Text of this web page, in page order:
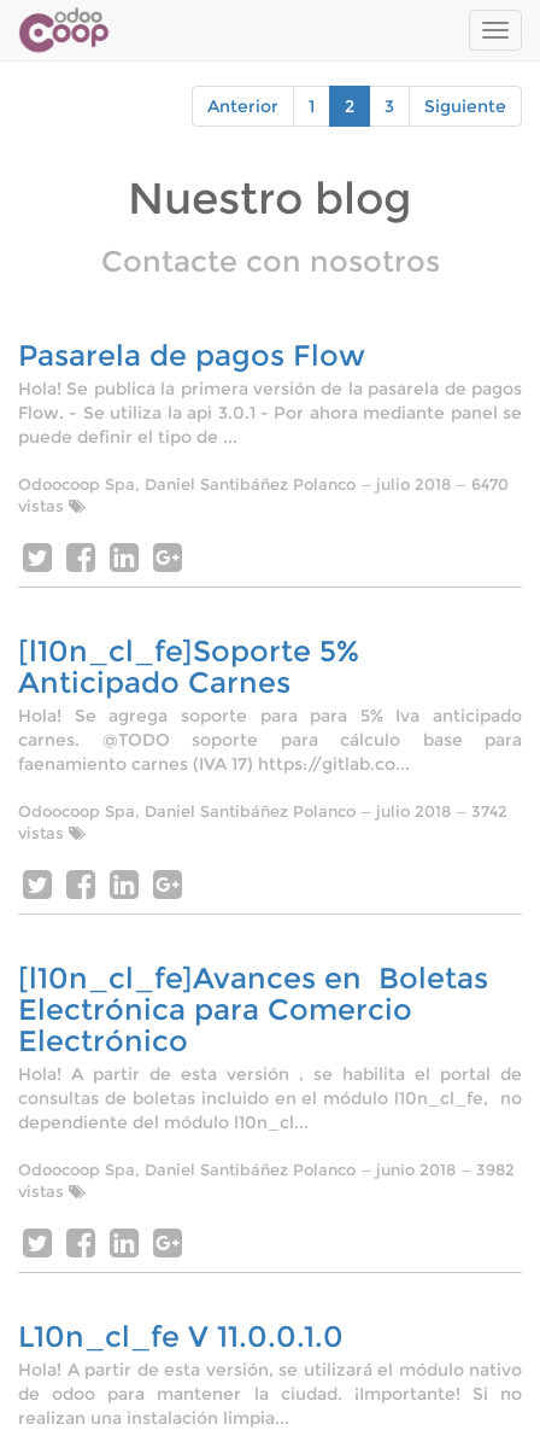
de
Anterior
1 2 3 Siguiente
Nuestro blog
Contacte con nosotros
Pasarela de pagos Flow
Hola! Se publica la primera versión de la pasarela de pagos
Flow. - Se utiliza la api 3.0.1 - Por ahora mediante panel se
puede definir el tipo de ...
Odoocoop Spa, Daniel Santibáñez Polanco — julio 2018 — 6470
vistas
[l10n_cl_fe]Soporte 5%
Anticipado Carnes
Hola! Se agrega soporte para para 5% Iva anticipado
carnes. @TODO soporte para cálculo base para
faenamiento carnes (IVA 17) https://gitlab.co...
Odoocoop Spa, Daniel Santibáñez Polanco — julio 2018 — 3742
vistas
[l10n_cl_fe]Avances en Boletas
Electrónica para Comercio
Electrónico
Hola! A partir de esta versión , se habilita el portal de
consultas de boletas incluido en el módulo l10n_cl_fe, no
dependiente del módulo l10n_cl...
Odoocoop Spa, Daniel Santibáñez Polanco — junio 2018 — 3982
vistas
L10n_cl_fe V 11.0.0.1.0
Hola! A partir de esta versión, se utilizará el módulo nativo
de odoo para mantener la ciudad. ¡Importante! Si no
realizan una instalación limpia...